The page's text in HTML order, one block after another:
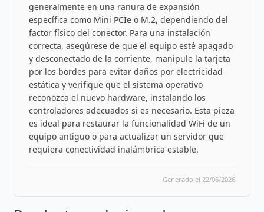
generalmente en una ranura de expansión
específica como Mini PCIe o M.2, dependiendo del
factor físico del conector. Para una instalación
correcta, asegúrese de que el equipo esté apagado
y desconectado de la corriente, manipule la tarjeta
por los bordes para evitar daños por electricidad
estática y verifique que el sistema operativo
reconozca el nuevo hardware, instalando los
controladores adecuados si es necesario. Esta pieza
es ideal para restaurar la funcionalidad WiFi de un
equipo antiguo o para actualizar un servidor que
requiera conectividad inalámbrica estable.
Generado el 22/06/2026